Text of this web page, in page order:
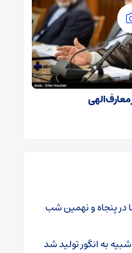
معارف الهی
در پنجاه و نهمین شب
به انگور تولید شد